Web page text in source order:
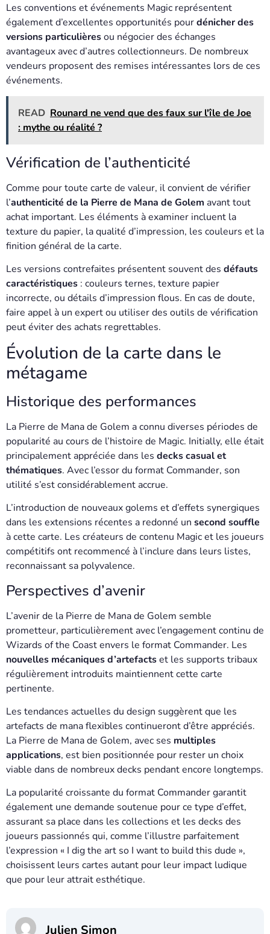
Les conventions et événements Magic représentent
également d’excellentes opportunités pourdénicher des
versions particulièresou négocier des échanges
avantageux avec d’autres collectionneurs. De nombreux
vendeurs proposent des remises intéressantes lors de ces
événements.
READ Rounard ne vend que des faux sur l'île de Joe
: mythe ou réalité ?
Vérification de l’authenticité
Comme pour toute carte de valeur, il convient de vérifier
l’authenticité de la Pierre de Mana de Golem avant tout
achat important. Les éléments à examiner incluent la
texture du papier, la qualité d’impression, les couleurs et la
finition général de la carte.
Les versions contrefaites présentent souvent des défauts
caractéristiques : couleurs ternes, texture papier
incorrecte, ou détails d’impression flous. En cas de doute,
faire appel à un expert ou utiliser des outils de vérification
peut éviter des achats regrettables.
Évolution de la carte dans le
métagame
Historique des performances
La Pierre de Mana de Golem a connu diverses périodes de
popularité au cours de l’histoire de Magic. Initially, elle était
principalement appréciée dans les decks casual et
thématiques. Avec l’essor du format Commander, son
utilité s’est considérablement accrue.
L’introduction de nouveaux golems et d’effets synergiques
dans les extensions récentes a redonné un second souffle
à cette carte. Les créateurs de contenu Magic et les joueurs
compétitifs ont recommencé à l’inclure dans leurs listes,
reconnaissant sa polyvalence.
Perspectives d’avenir
L’avenir de la Pierre de Mana de Golem semble
prometteur, particulièrement avec l’engagement continu de
Wizards of the Coast envers le format Commander. Les
nouvelles mécaniques d’artefactset les supports tribaux
régulièrement introduits maintiennent cette carte
pertinente.
Les tendances actuelles du design suggèrent que les
artefacts de mana flexibles continueront d’être appréciés.
La Pierre de Mana de Golem, avec ses multiples
applications, est bien positionnée pour rester un choix
viable dans de nombreux decks pendant encore longtemps.
La popularité croissante du format Commander garantit
également une demande soutenue pour ce type d’effet,
assurant sa place dans les collections et les decks des
joueurs passionnés qui, comme l’illustre parfaitement
l’expression « I dig the art so I want to build this dude »,
choisissent leurs cartes autant pour leur impact ludique
que pour leur attrait esthétique.
Julien Simon